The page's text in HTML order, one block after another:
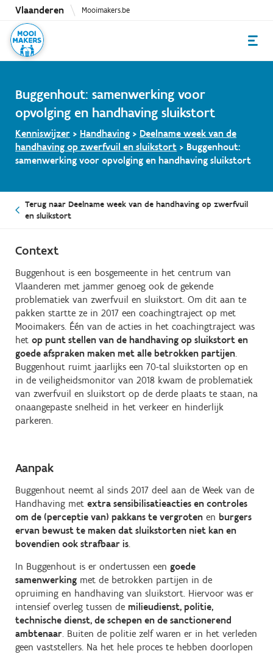
Overslaan
naar
inhoud
Vlaanderen Mooimakers.be
Buggenhout: samenwerking voor
opvolging en handhaving sluikstort
Kenniswijzer > Handhaving > Deelname week van de
handhaving op zwerfvuil en sluikstort > Buggenhout:
samenwerking voor opvolging en handhaving sluikstort
Terug naar Deelname week van de handhaving op zwerfvuil
en sluikstort
Context
Buggenhout is een bosgemeente in het centrum van
Vlaanderen met jammer genoeg ook de gekende
problematiek van zwerfvuil en sluikstort. Om dit aan te
pakken startte ze in 2017 een coachingtraject op met
Mooimakers. Één van de acties in het coachingtraject was
het op punt stellen van de handhaving op sluikstort en
goede afspraken maken met alle betrokken partijen.
Buggenhout ruimt jaarlijks een 70-tal sluikstorten op en
in de veiligheidsmonitor van 2018 kwam de problematiek
van zwerfvuil en sluikstort op de derde plaats te staan, na
onaangepaste snelheid in het verkeer en hinderlijk
parkeren.
Aanpak
Buggenhout neemt al sinds 2017 deel aan de Week van de
Handhaving met extra sensibilisatieacties en controles
om de (perceptie van) pakkans te vergroten en burgers
ervan bewust te maken dat sluikstorten niet kan en
bovendien ook strafbaar is.
In Buggenhout is er ondertussen een goede
samenwerking met de betrokken partijen in de
opruiming en handhaving van sluikstort. Hiervoor was er
intensief overleg tussen de milieudienst, politie,
technische dienst, de schepen en de sanctionerend
ambtenaar. Buiten de politie zelf waren er in het verleden
geen vaststellers. Na het hele proces te hebben doorlopen